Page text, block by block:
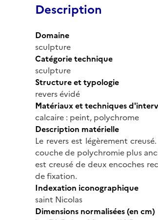
Description
Domaine
sculpture
Catégorie technique
sculpture
Structure et typologie
revers évidé
Matériaux et techniques
calcaire : peint, polychrome
Description matérielle
Le revers est légèrement
couche de polychromie plus
est creusé de deux encoches
de fixation.
Indexation iconographique
saint Nicolas
Dimensions normalisées (en cm)